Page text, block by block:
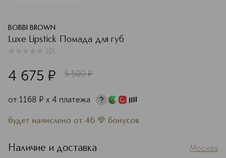
BOBBI BROWN
Luxe Lipstick Помада для губ
(0)
4 675 ¤ 5 500 ¤
от 1168 ¤ х 4 платежа
будет начислено от 46 бонусов
Наличие и доставка Москва